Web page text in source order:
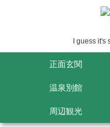
I guess
正面玄関
温泉別館
周辺観光